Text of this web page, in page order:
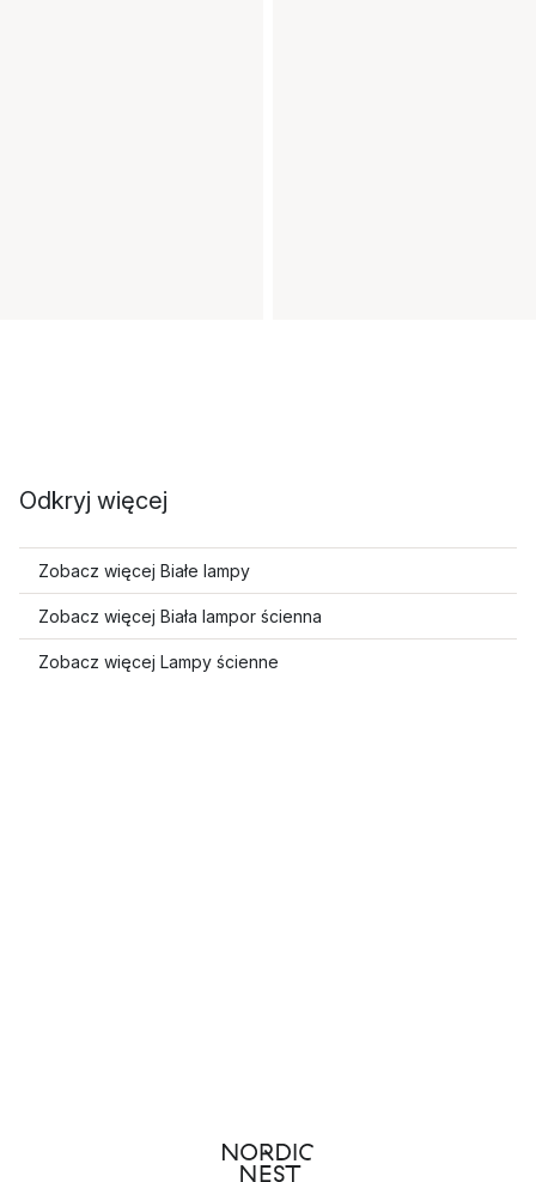
Odkryj więcej
Zobacz więcej Białe lampy
Zobacz więcej Biała lampor ścienna
Zobacz więcej Lampy ścienne